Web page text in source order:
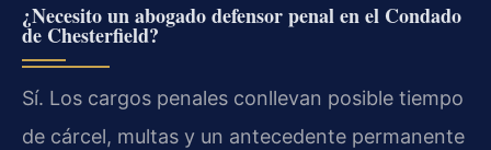
¿Necesito un abogado defensor penal en el Condado
de Chesterfield?
Sí. Los cargos penales conllevan posible tiempo
de cárcel, multas y un antecedente permanente